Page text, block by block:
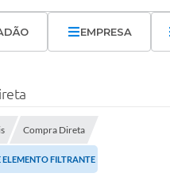
EMPRESA
Compra Direta
FILTRANTE